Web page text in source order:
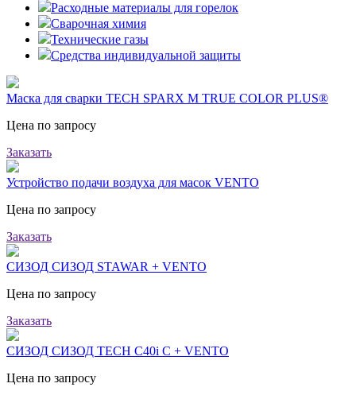
Расходные материалы для горелок
Сварочная химия
Технические газы
Средства индивидуальной защиты
Маска для сварки TECH SPARX M TRUE COLOR PLUS®
Цена по запросу
Заказать
Устройство подачи воздуха для масок VENTO
Цена по запросу
Заказать
СИЗОД СИЗОД STAWAR + VENTO
Цена по запросу
Заказать
СИЗОД СИЗОД TECH C40i С + VENTO
Цена по запросу